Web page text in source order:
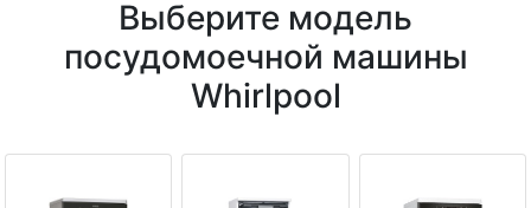
Выберите модель
посудомоечной машины
Whirlpool